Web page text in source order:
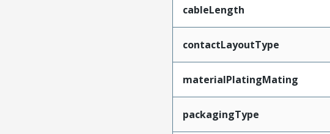
cableLength
contactLayoutType
materialPlatingMating
packagingType